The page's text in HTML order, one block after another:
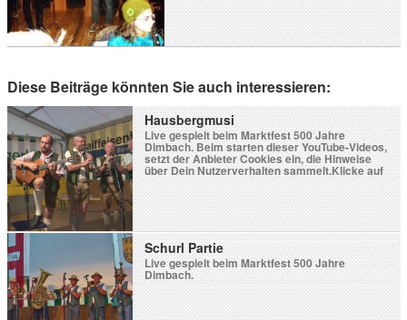
Diese Beiträge könnten Sie auch interessieren:
Hausbergmusi
Live gespielt beim Marktfest 500 Jahre
Dimbach. Beim starten dieser YouTube-Videos,
setzt der Anbieter Cookies ein, die Hinweise
über Dein Nutzerverhalten sammelt.Klicke auf
Video laden wenn Du damit einverstanden
bist.Durch das Laden des Videos akzeptierst Du
die Datenschutzerklärung von YouTube.Weitere
Informationen zur Datenschutzrichtlinie von
YouTube findest Du hier: Google - Privacy &
Terms. Blockiere YouTube-Videos […]
Schurl Partie
Live gespielt beim Marktfest 500 Jahre
Dimbach.